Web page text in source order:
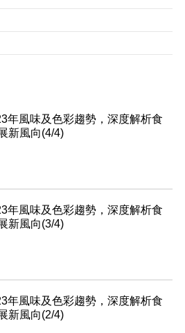
年風味及色彩趨勢，深度解析食
新風向(4/4)
年風味及色彩趨勢，深度解析食
新風向(3/4)
年風味及色彩趨勢，深度解析食
新風向(2/4)